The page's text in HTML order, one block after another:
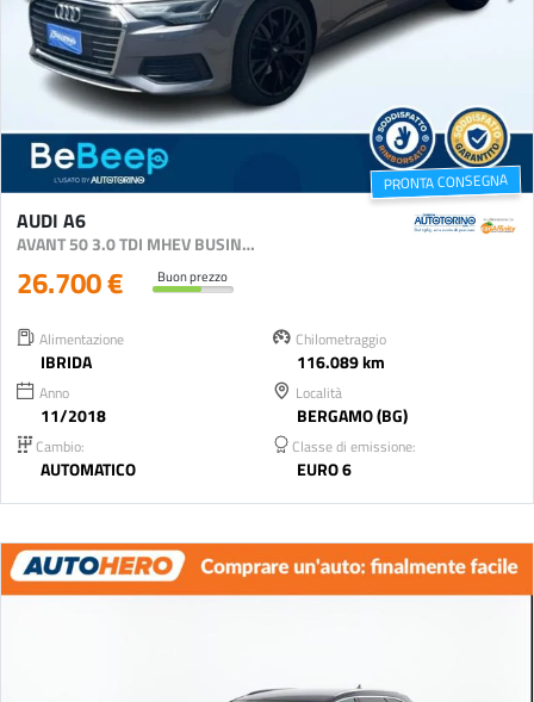
PRONTA CONSEGNA
AUDI A6
AVANT 50 3.0 TDI MHEV BUSINESS QUATTRO TIPTRONI
26.700 € Buon prezzo
Alimentazione
IBRIDA
Chilometraggio
116.089 km
Anno
11/2018
Località
BERGAMO (BG)
Cambio:
AUTOMATICO
Classe di emissione:
EURO 6